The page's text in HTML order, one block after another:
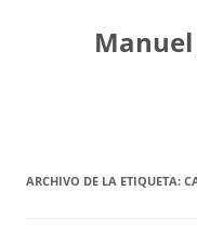
contenidoManuel
ARCHIVO DE LA ETIQUETA: